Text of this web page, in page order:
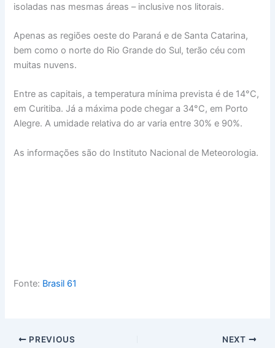
isoladas nas mesmas áreas – inclusive nos litorais.
Apenas as regiões oeste do Paraná e de Santa Catarina,
bem como o norte do Rio Grande do Sul, terão céu com
muitas nuvens.
Entre as capitais, a temperatura mínima prevista é de 14°C,
em Curitiba. Já a máxima pode chegar a 34°C, em Porto
Alegre. A umidade relativa do ar varia entre 30% e 90%.
As informações são do Instituto Nacional de Meteorologia.
Fonte: Brasil 61
PREVIOUS NEXT